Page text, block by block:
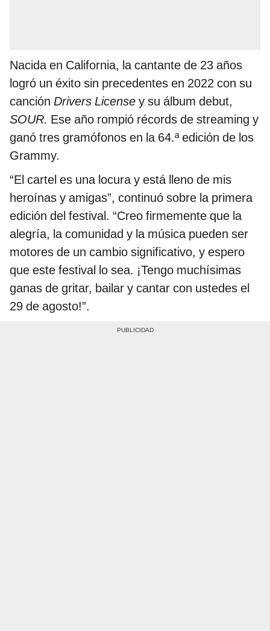
Nacida en California, la cantante de 23 años
logró un éxito sin precedentes en 2022 con su
canción Drivers License y su álbum debut,
SOUR. Ese año rompió récords de streaming y
ganó tres gramófonos en la 64.ª edición de los
Grammy.
“El cartel es una locura y está lleno de mis
heroínas y amigas”, continuó sobre la primera
edición del festival. “Creo firmemente que la
alegría, la comunidad y la música pueden ser
motores de un cambio significativo, y espero
que este festival lo sea. ¡Tengo muchísimas
ganas de gritar, bailar y cantar con ustedes el
29 de agosto!”.